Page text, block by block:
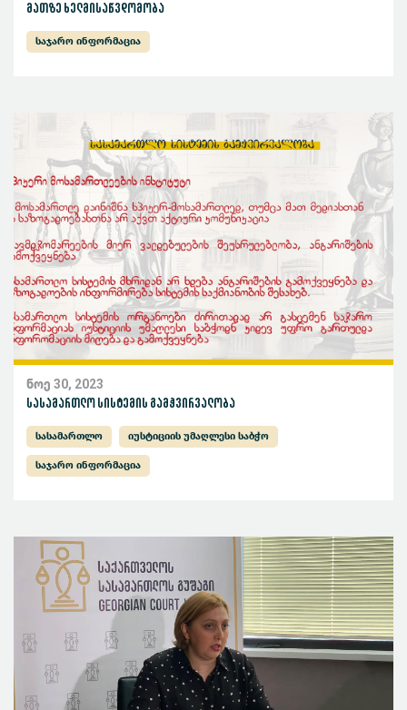
მათზე ხელმისაწვდომობა
საჯარო ინფორმაცია
ნოე 30, 2023
სასამართლო სისტემის გამჭვირვალობა
სასამართლო იუსტიციის უმაღლესი საბჭო
საჯარო ინფორმაცია